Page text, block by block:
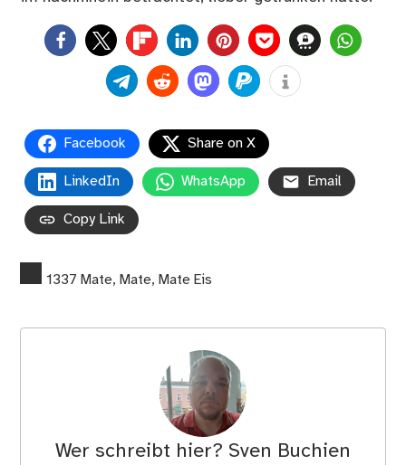
0
Facebook Share on X
LinkedIn WhatsApp Email
Copy Link
1337 Mate, Mate, Mate Eis
Wer schreibt hier? Sven Buchien